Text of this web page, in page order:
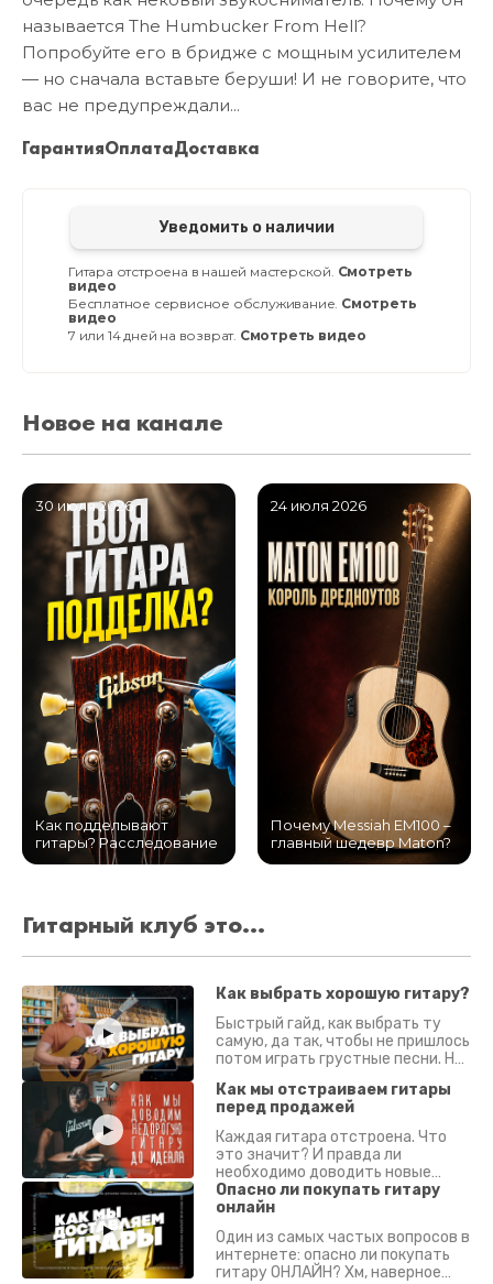
называется The Humbucker From Hell?
Попробуйте его в бридже с мощным усилителем
— но сначала вставьте беруши! И не говорите, что
вас не предупреждали...
ГарантияОплатаДоставка
Уведомить о наличии
Гитара отстроена в нашей мастерской. Смотреть
видео
Бесплатное сервисное обслуживание. Смотреть
видео
7 или 14 дней на возврат. Смотреть видео
Новое на канале
30 июля 2026
Как подделывают
гитары? Расследование
24 июля 2026
Почему Messiah EM100 –
главный шедевр Maton?
Гитарный клуб это...
Как выбрать хорошую гитару?
Быстрый гайд, как выбрать ту
самую, да так, чтобы не пришлось
потом играть грустные песни. На
Как мы отстраиваем гитары
перед продажей
Каждая гитара отстроена. Что
это значит? И правда ли
необходимо доводить новые
гитары? Если кратко - да.
Подробно - в видео :)
Опасно ли покупать гитару
онлайн
Один из самых частых вопросов в
интернете: опасно ли покупать
гитару ОНЛАЙН? Хм, наверное